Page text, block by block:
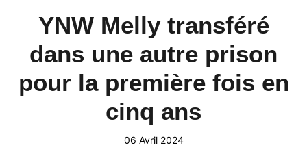
YNW Melly transféré
dans une autre prison
pour la première fois en
cinq ans
06 Avril 2024